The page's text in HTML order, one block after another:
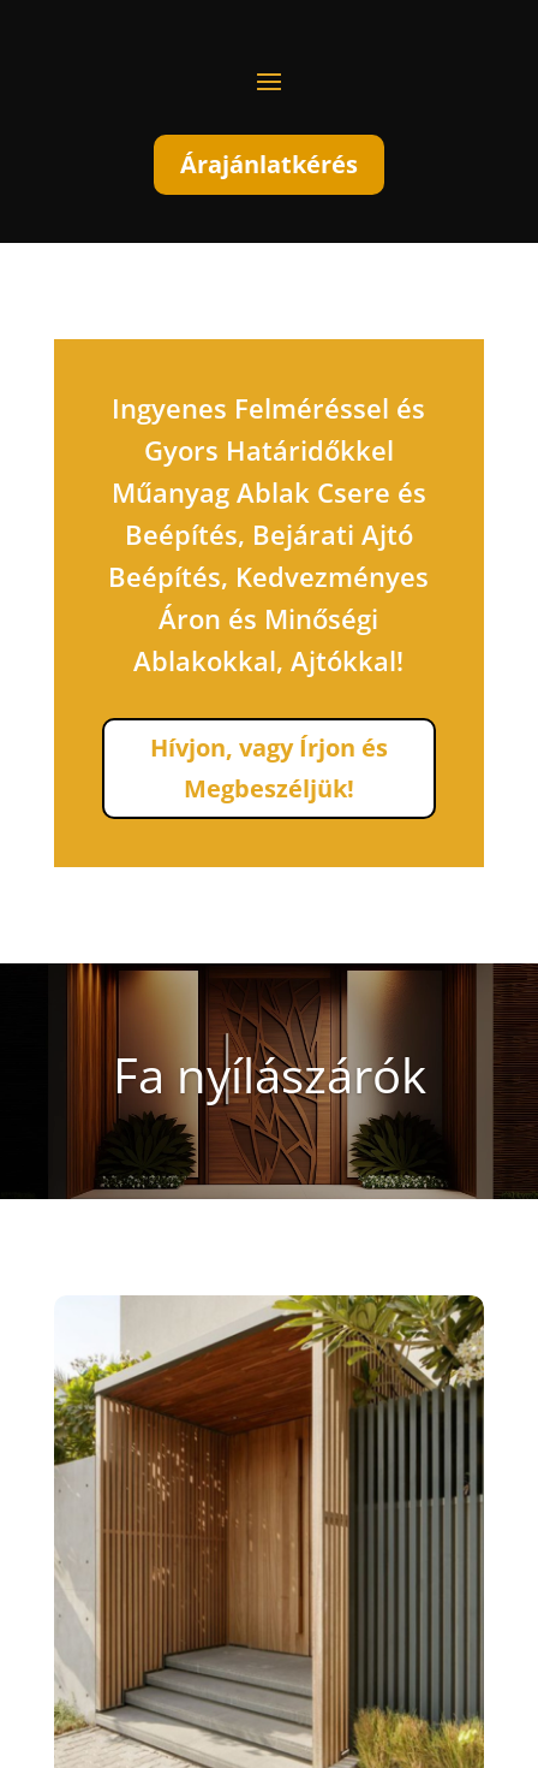
Árajánlatkérés
Ingyenes Felméréssel és
Gyors Határidőkkel
Műanyag Ablak Csere és
Beépítés, Bejárati Ajtó
Beépítés, Kedvezményes
Áron és Minőségi
Ablakokkal, Ajtókkal!
Hívjon, vagy Írjon és
Megbeszéljük!
Fa nyílászárók